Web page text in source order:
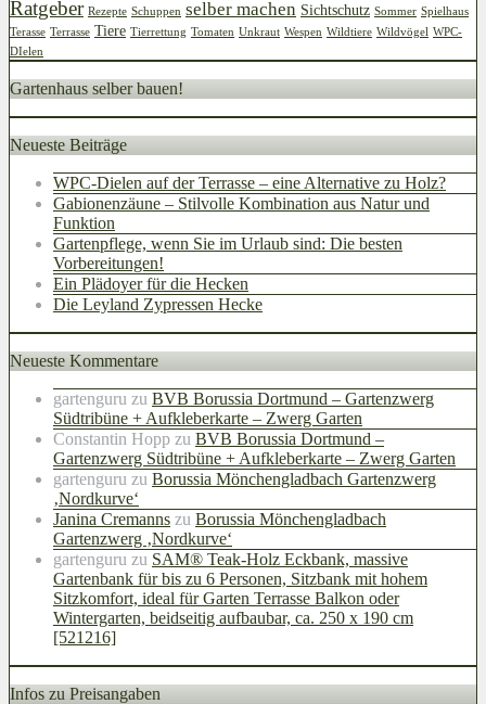
Ratgeber Rezepte Schuppen selber machen Sichtschutz Sommer Spielhaus
Terasse Terrasse Tiere Tierrettung Tomaten Unkraut Wespen Wildtiere Wildvögel WPC-
DIelen
Gartenhaus selber bauen!
Neueste Beiträge
WPC-Dielen auf der Terrasse – eine Alternative zu Holz?
Gabionenzäune – Stilvolle Kombination aus Natur und
Funktion
Gartenpflege, wenn Sie im Urlaub sind: Die besten
Vorbereitungen!
Ein Plädoyer für die Hecken
Die Leyland Zypressen Hecke
Neueste Kommentare
gartenguru zu BVB Borussia Dortmund – Gartenzwerg
Südtribüne + Aufkleberkarte – Zwerg Garten
Constantin Hopp zu BVB Borussia Dortmund –
Gartenzwerg Südtribüne + Aufkleberkarte – Zwerg Garten
gartenguru zu Borussia Mönchengladbach Gartenzwerg
‚Nordkurve‘
Janina Cremanns zu Borussia Mönchengladbach
Gartenzwerg ‚Nordkurve‘
gartenguru zu SAM® Teak-Holz Eckbank, massive
Gartenbank für bis zu 6 Personen, Sitzbank mit hohem
Sitzkomfort, ideal für Garten Terrasse Balkon oder
Wintergarten, beidseitig aufbaubar, ca. 250 x 190 cm
[521216]
Infos zu Preisangaben